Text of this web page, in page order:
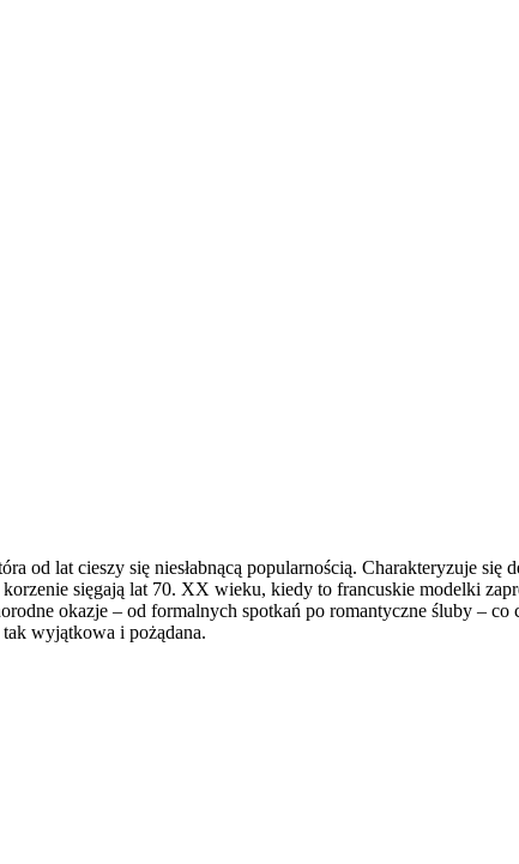
od lat cieszy się niesłabnącą popularnością. Charakteryzuje się
sięgają lat 70. XX wieku, kiedy to francuskie modelki
okazje – od formalnych spotkań po romantyczne śluby – co
wyjątkowa i pożądana.